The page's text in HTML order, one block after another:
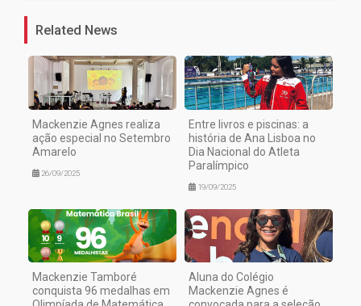
Related News
Mackenzie Agnes realiza
ação especial no Setembro
Amarelo
26/09/2025
Entre livros e piscinas: a
história de Ana Lisboa no
Dia Nacional do Atleta
Paralímpico
19/09/2025
Mackenzie Tamboré
conquista 96 medalhas em
Aluna do Colégio
Mackenzie Agnes é